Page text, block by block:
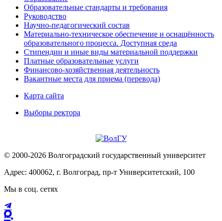
Образовательные стандарты и требования
Руководство
Научно-педагогический состав
Материально-техническое обеспечение и оснащённость
образовательного процесса. Доступная среда
Стипендии и иные виды материальной поддержки
Платные образовательные услуги
Финансово-хозяйственная деятельность
Вакантные места для приема (перевода)
Карта сайта
Выборы ректора
© 2000-2026 Волгоградский государственный университет
Адрес: 400062, г. Волгоград, пр-т Университетский, 100
Мы в соц. сетях